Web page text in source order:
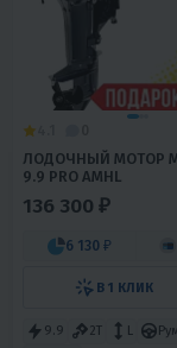
ЛОДОЧНЫЙ МОТОР
9.9 PRO AMHL
136 300 ₽
6 130 ₽
В 1 КЛИК
9.9 2T L